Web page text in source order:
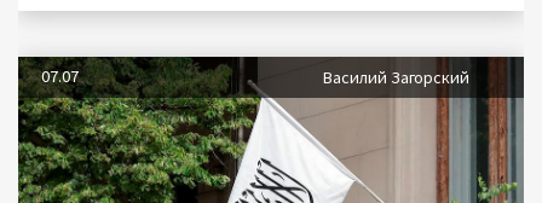
07.07 Василий Загорский